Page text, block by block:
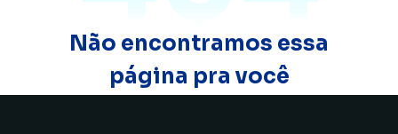
Não encontramos essa
página pra você